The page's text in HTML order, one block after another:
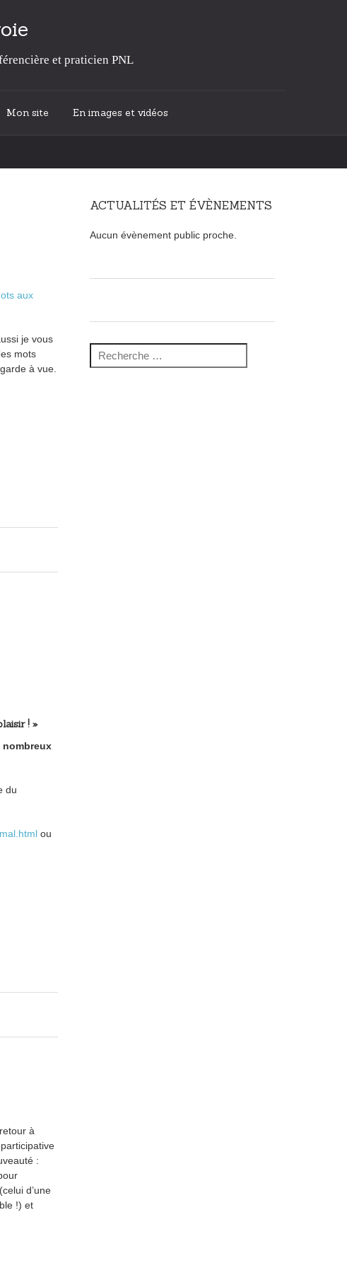
et praticien PNL
Mon site En images et vidéos
aux
je vous
mots
à vue.
! »
nombreux
du
ou
à
:
d’une
!) et
ACTUALITÉS ET ÉVÈNEMENTS
Aucun évènement public proche.
Recherche pour :